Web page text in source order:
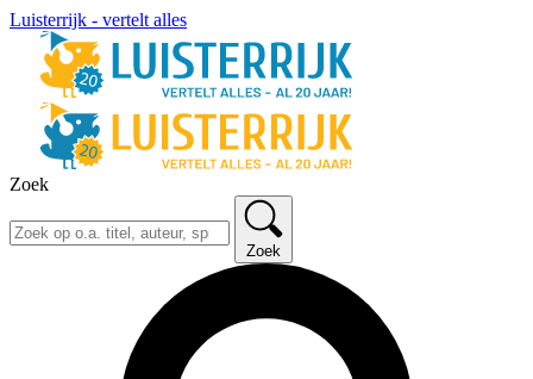
Luisterrijk - vertelt alles
Zoek
Zoek